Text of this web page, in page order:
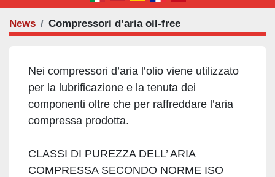
News Compressori d’aria oil-free
Nei compressori d’aria l’olio viene utilizzato
per la lubrificazione e la tenuta dei
componenti oltre che per raffreddare l’aria
compressa prodotta.
CLASSI DI PUREZZA DELL’ ARIA
COMPRESSA SECONDO NORME ISO